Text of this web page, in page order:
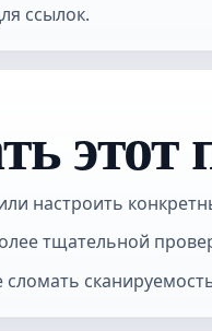
ссылок.
настроить
тщательной